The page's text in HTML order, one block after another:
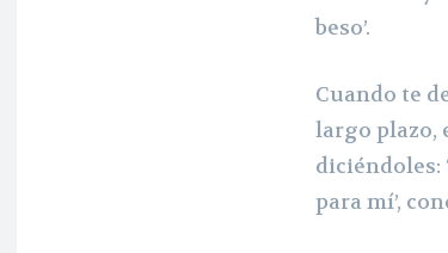
beso’.
Cuando te
largo plazo,
diciéndoles:
para mí’,